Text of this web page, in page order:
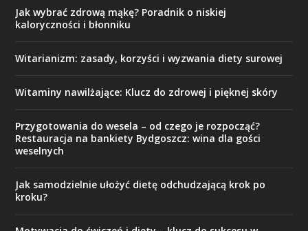
Jak wybrać zdrową mąkę? Poradnik o niskiej
kaloryczności i błonniku
Witarianizm: zasady, korzyści i wyzwania diety surowej
Witaminy nawilżające: Klucz do zdrowej i pięknej skóry
Przygotowania do wesela – od czego je rozpocząć?
Restauracja na bankiety Bydgoszcz: wina dla gości
weselnych
Jak samodzielnie ułożyć dietę odchudzającą krok po
kroku?